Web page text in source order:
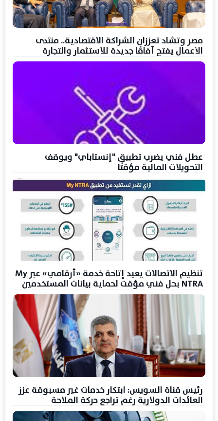
مصر وتشاد تعززان الشراكة الاقتصادية.. منتدى
الأعمال يفتح آفاقًا جديدة للاستثمار والتجارة
عطل فني يضرب تطبيق "إنستاباي" ويوقف
التحويلات المالية مؤقتًا
تنظيم الاتصالات يعيد إتاحة خدمة «أرقامي» عبر My
NTRA بحل فني مؤقت لحماية بيانات المستخدمين
رئيس قناة السويس: ابتكار خدمات غير مسبوقة عزز
العائدات الدولارية رغم تراجع حركة الملاحة